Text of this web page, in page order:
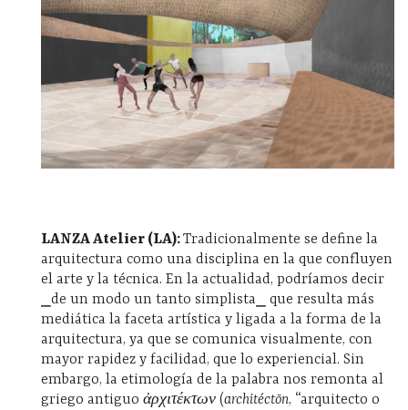
LANZA Atelier (LA):Tradicionalmente se define la
arquitectura como una disciplina en la que confluyen
el arte y la técnica. En la actualidad, podríamos decir
de un modo un tanto simplista
que resulta más
mediática la faceta artística y ligada a la forma de la
arquitectura, ya que se comunica visualmente, con
mayor rapidez y facilidad, que lo experiencial. Sin
embargo, la etimología de la palabra nos remonta al
griego antiguo ἀρχιτέκτων (architéctōn, “arquitecto o